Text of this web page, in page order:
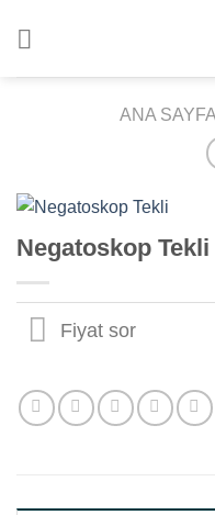
ANA SAYFA
Negatoskop Tekli
Fiyat sor